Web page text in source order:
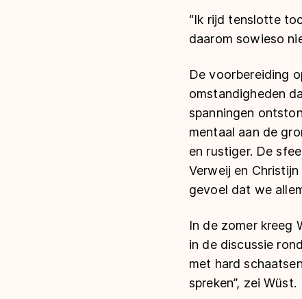
“Ik rijd tenslotte
daarom sowieso
De voorbereiding
omstandigheden
spanningen
mentaal aan de
en rustiger. De
Verweij en
gevoel dat we
In de zomer kreeg
in de discussie
met hard
spreken”, zei Wüst.